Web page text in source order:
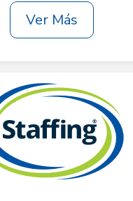
Ver Más